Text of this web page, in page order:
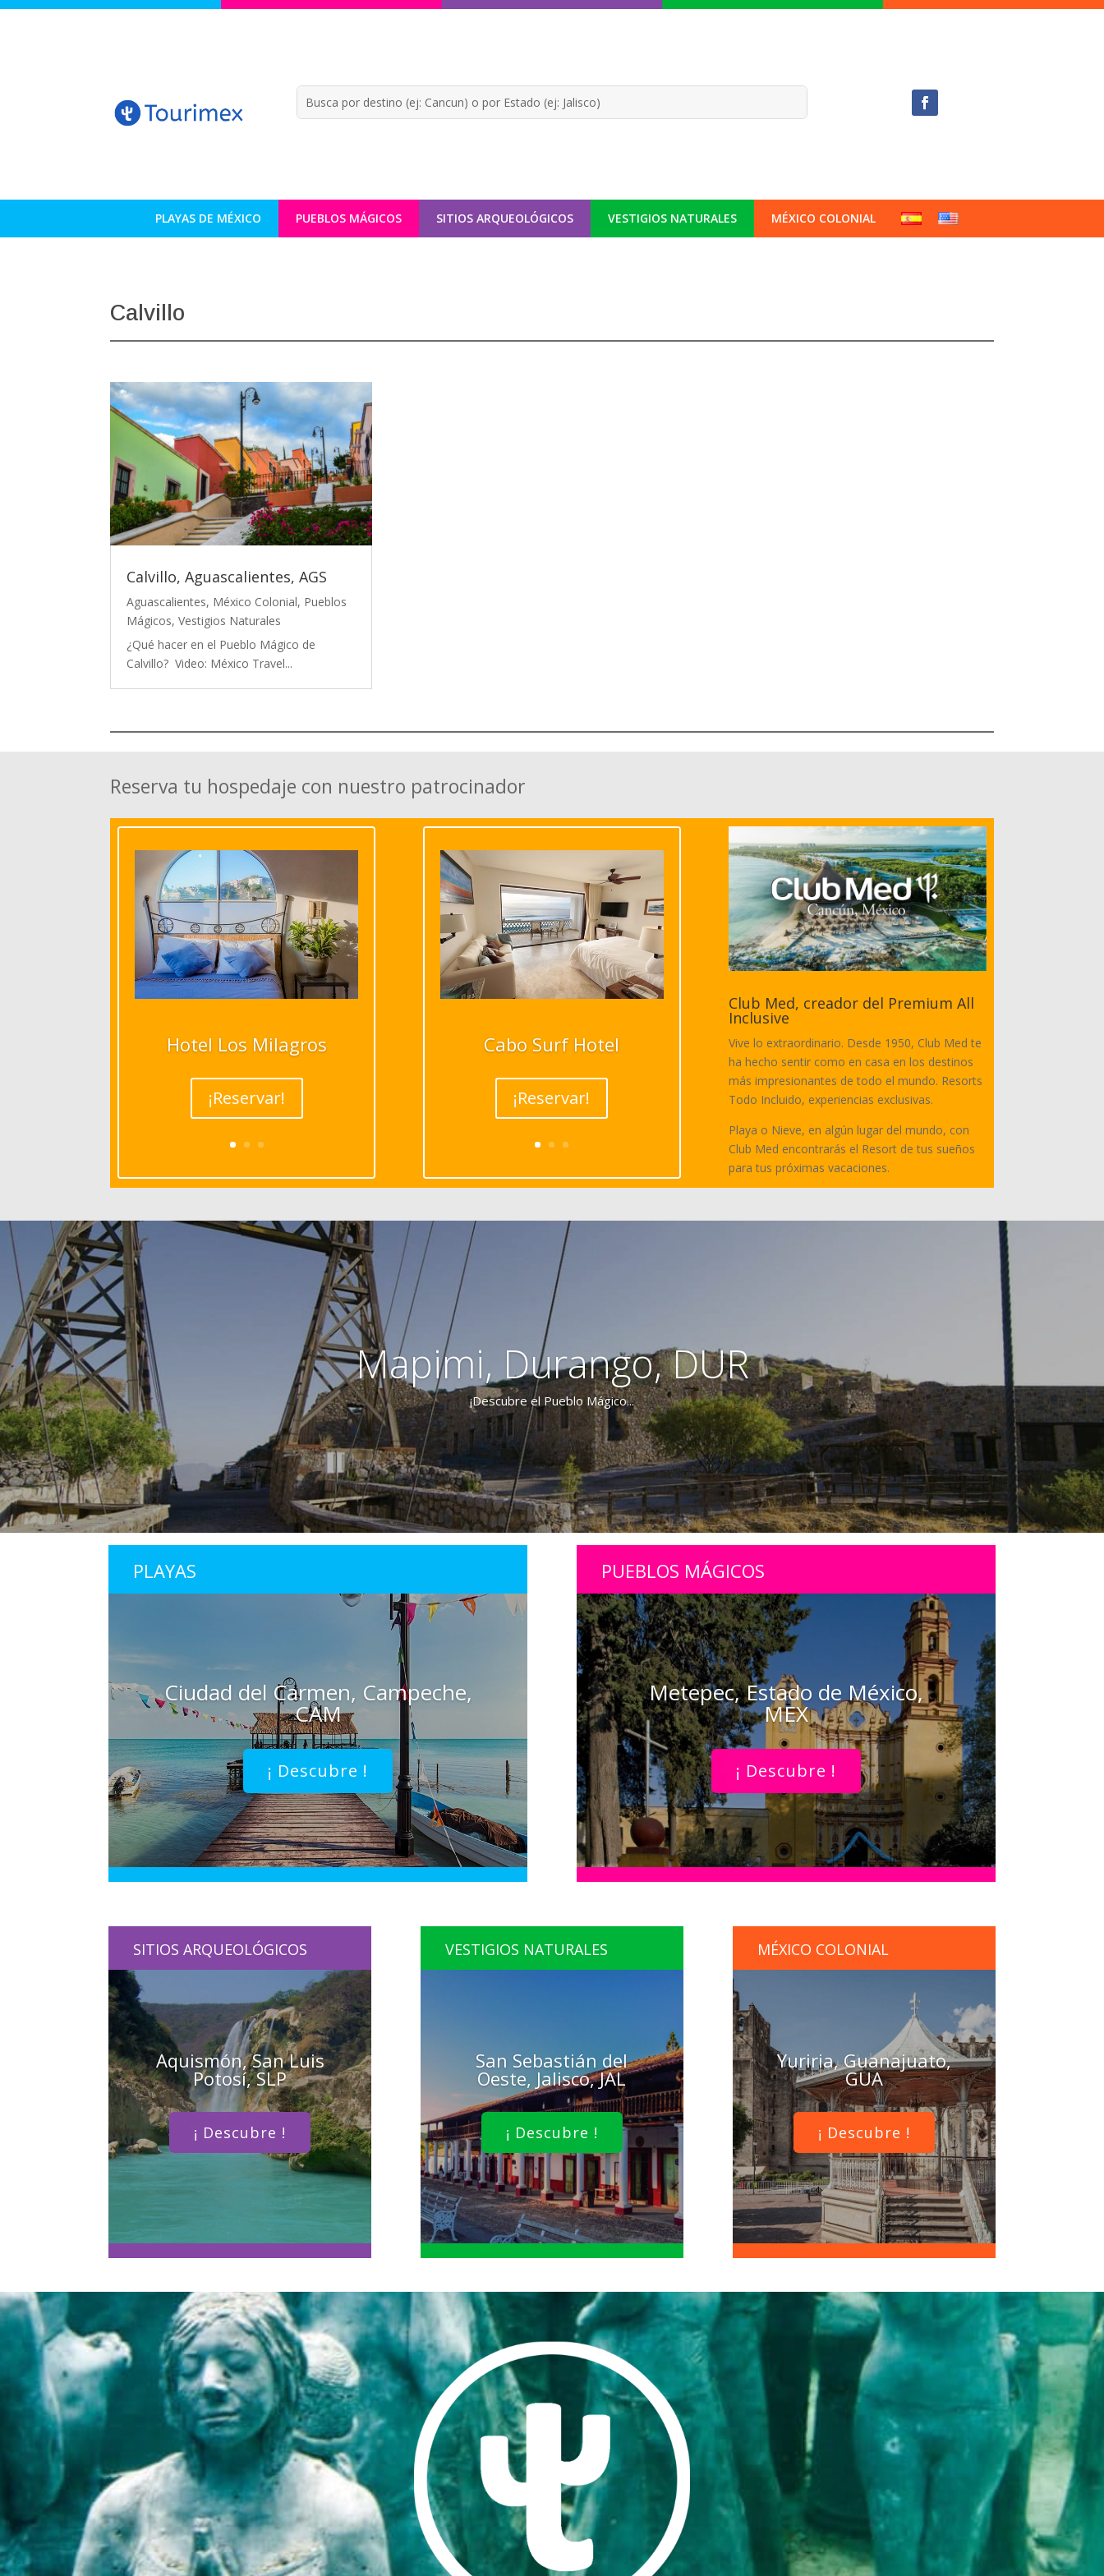
PLAYAS DE MÉXICO PUEBLOS MÁGICOS SITIOS ARQUEOLÓGICOS VESTIGIOS NATURALES MÉXICO COLONIAL
Calvillo
Calvillo, Aguascalientes, AGS
Aguascalientes, México Colonial, Pueblos
Mágicos,Vestigios Naturales
¿Qué hacer en el Pueblo Mágico de
Calvillo? Video: México Travel...
Reserva tu hospedaje con nuestro patrocinador
Hotel Los Milagros
¡Reservar!
Cabo Surf Hotel
¡Reservar!
Club Med, creador del Premium All
Inclusive
Vive lo extraordinario. Desde 1950, Club Med te
ha hecho sentir como en casa en los destinos
más impresionantes de todo el mundo. Resorts
Todo Incluido, experiencias exclusivas.
Playa o Nieve, en algún lugar del mundo, con
Club Med encontrarás el Resort de tus sueños
para tus próximas vacaciones.
Mapimi, Durango, DUR
¡Descubre el Pueblo Mágico...
PLAYAS
Ciudad del Carmen, Campeche,
CAM
¡ Descubre !
PUEBLOS MÁGICOS
Metepec, Estado de México,
MEX
¡ Descubre !
SITIOS ARQUEOLÓGICOS
Aquismón, San Luis
Potosí, SLP
¡ Descubre !
VESTIGIOS NATURALES
San Sebastián del
Oeste, Jalisco, JAL
¡ Descubre !
MÉXICO COLONIAL
Yuriria, Guanajuato,
GUA
¡ Descubre !